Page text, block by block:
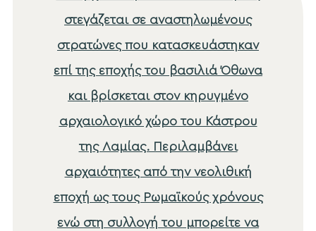
στεγάζεται σε αναστηλωμένους
στρατώνες που κατασκευάστηκαν
επί της εποχής του βασιλιά Όθωνα
και βρίσκεται στον κηρυγμένο
αρχαιολογικό χώρο του Κάστρου
της Λαμίας. Περιλαμβάνει
αρχαιότητες από την νεολιθική
εποχή ως τους Ρωμαϊκούς χρόνους
ενώ στη συλλογή του μπορείτε να